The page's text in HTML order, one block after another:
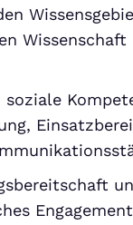
Wissenschaft
soziale
Engagement